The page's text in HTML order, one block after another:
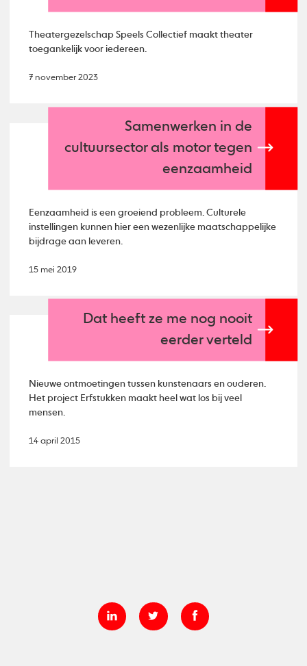
Theatergezelschap Speels Collectief maakt theater
toegankelijk voor iedereen.
7 november 2023
Samenwerken in de
cultuursector als motor tegen
eenzaamheid
Eenzaamheid is een groeiend probleem. Culturele
instellingen kunnen hier een wezenlijke maatschappelijke
bijdrage aan leveren.
15 mei 2019
Dat heeft ze me nog nooit
eerder verteld
Nieuwe ontmoetingen tussen kunstenaars en ouderen.
Het project Erfstukken maakt heel wat los bij veel
mensen.
14 april 2015